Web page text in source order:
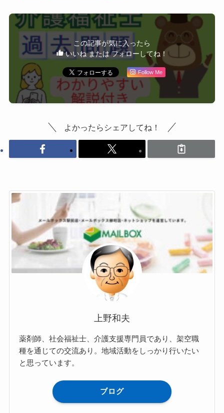
この記事が気に入ったら
いいね または フォローしてね！
Follow Me
よかったらシェアしてね！
上野和夫
薬剤師、社会福祉士、介護支援専門員であり、架空職
種を通じての交流あり。地域活動をしっかり行いたい
と思っています。
ブログ